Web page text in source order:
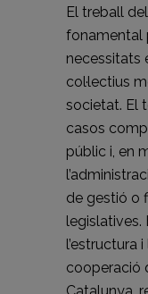
El treball
fonamental
necessitats
col·lectius
societat. El
casos
públic i, en
de gestió o
legislatives.
l’estructura
cooperació